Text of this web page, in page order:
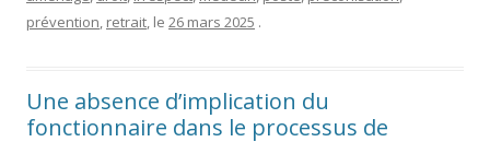
prévention retrait , le 26 mars 2025 .
Une absence d’implication du
fonctionnaire dans le processus de